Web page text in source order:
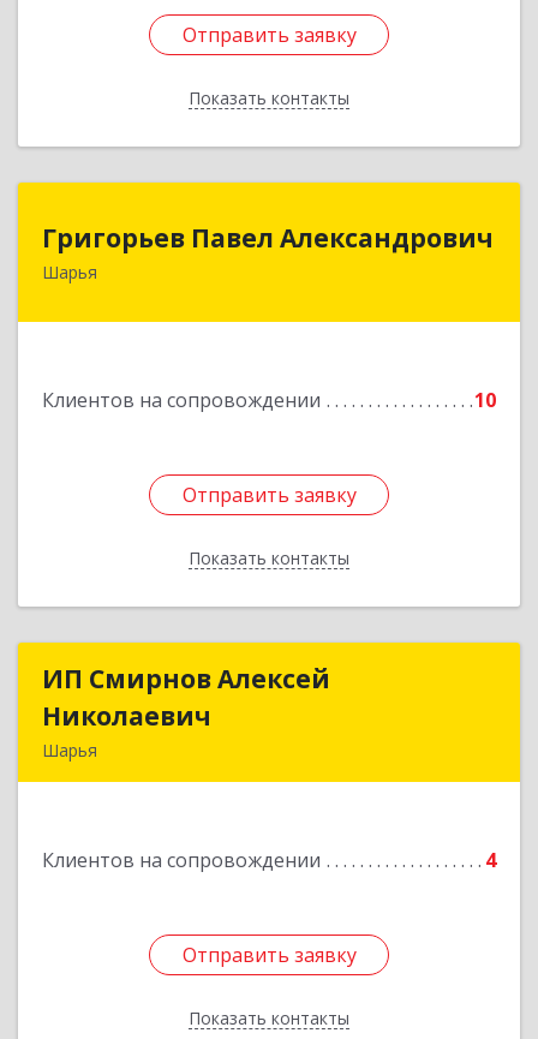
Отправить заявку
Показать контакты
Отправить заявку
Назад
Григорьев Павел Александрович
Шарья
Клиентов на сопровождении 10
Отправить заявку
Показать контакты
157505, Костромская область, город Шарья,
Отправить заявку
Назад
ИП Смирнов Алексей
Николаевич
Шарья
Клиентов на сопровождении 4
Отправить заявку
Показать контакты
ИП Смирнов Алексей
Отправить заявку
Назад